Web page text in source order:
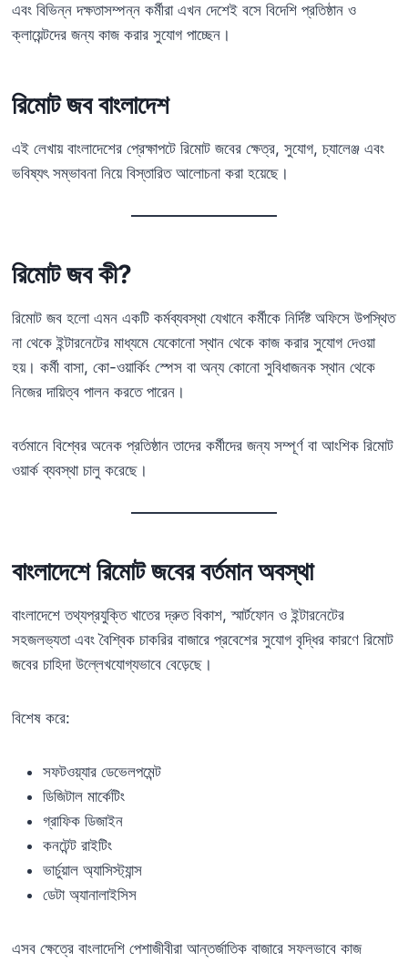
এবং বিভিন্ন দক্ষতাসম্পন্ন কর্মীরা এখন দেশেই বসে বিদেশি প্রতিষ্ঠান ও
ক্লায়েন্টদের জন্য কাজ করার সুযোগ পাচ্ছেন।
রিমোট জব বাংলাদেশ
এই লেখায় বাংলাদেশের প্রেক্ষাপটে রিমোট জবের ক্ষেত্র, সুযোগ, চ্যালেঞ্জ এবং
ভবিষ্যৎ সম্ভাবনা নিয়ে বিস্তারিত আলোচনা করা হয়েছে।
রিমোট জব কী?
রিমোট জব হলো এমন একটি কর্মব্যবস্থা যেখানে কর্মীকে নির্দিষ্ট অফিসে উপস্থিত
না থেকে ইন্টারনেটের মাধ্যমে যেকোনো স্থান থেকে কাজ করার সুযোগ দেওয়া
হয়। কর্মী বাসা, কো-ওয়ার্কিং স্পেস বা অন্য কোনো সুবিধাজনক স্থান থেকে
নিজের দায়িত্ব পালন করতে পারেন।
বর্তমানে বিশ্বের অনেক প্রতিষ্ঠান তাদের কর্মীদের জন্য সম্পূর্ণ বা আংশিক রিমোট
ওয়ার্ক ব্যবস্থা চালু করেছে।
বাংলাদেশে রিমোট জবের বর্তমান অবস্থা
বাংলাদেশে তথ্যপ্রযুক্তি খাতের দ্রুত বিকাশ, স্মার্টফোন ও ইন্টারনেটের
সহজলভ্যতা এবং বৈশ্বিক চাকরির বাজারে প্রবেশের সুযোগ বৃদ্ধির কারণে রিমোট
জবের চাহিদা উল্লেখযোগ্যভাবে বেড়েছে।
বিশেষ করে:
সফটওয়্যার ডেভেলপমেন্ট
ডিজিটাল মার্কেটিং
গ্রাফিক ডিজাইন
কনটেন্ট রাইটিং
ভার্চুয়াল অ্যাসিস্ট্যান্স
ডেটা অ্যানালাইসিস
এসব ক্ষেত্রে বাংলাদেশি পেশাজীবীরা আন্তর্জাতিক বাজারে সফলভাবে কাজ